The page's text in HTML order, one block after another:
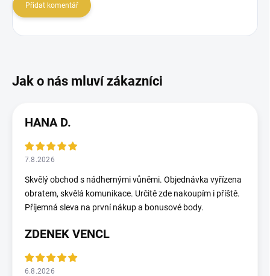
Přidat komentář
HANA D.
7.8.2026
Skvělý obchod s nádhernými vůněmi. Objednávka vyřízena
obratem, skvělá komunikace. Určitě zde nakoupím i příště.
Příjemná sleva na první nákup a bonusové body.
ZDENEK VENCL
6.8.2026